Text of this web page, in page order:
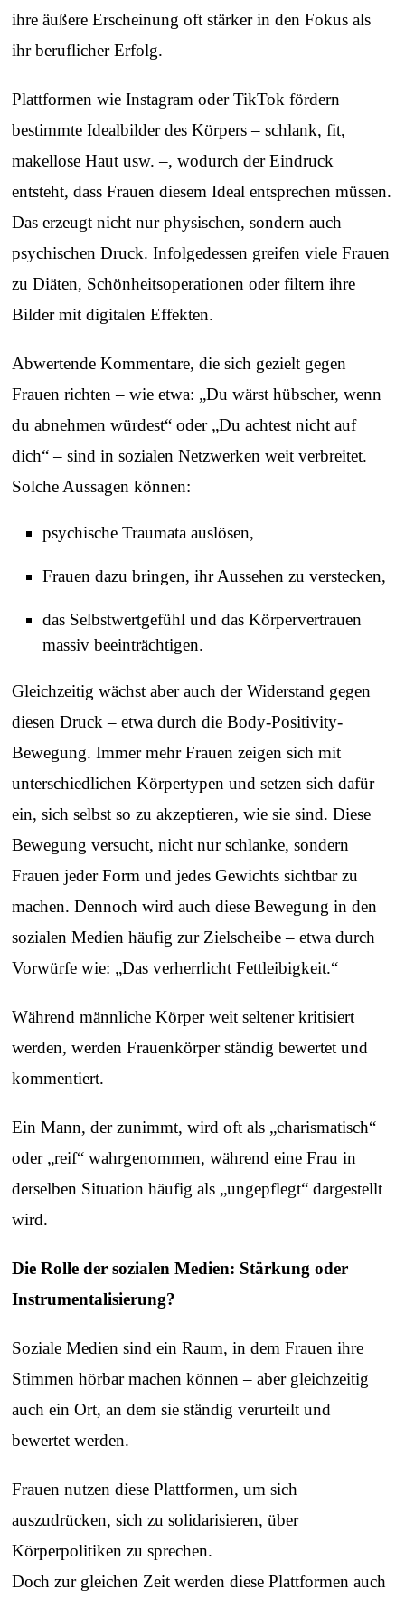
ihre äußere Erscheinung oft stärker in den Fokus als
ihr beruflicher Erfolg.
Plattformen wie Instagram oder TikTok fördern
bestimmte Idealbilder des Körpers – schlank, fit,
makellose Haut usw. –, wodurch der Eindruck
entsteht, dass Frauen diesem Ideal entsprechen müssen.
Das erzeugt nicht nur physischen, sondern auch
psychischen Druck. Infolgedessen greifen viele Frauen
zu Diäten, Schönheitsoperationen oder filtern ihre
Bilder mit digitalen Effekten.
Abwertende Kommentare, die sich gezielt gegen
Frauen richten – wie etwa: „Du wärst hübscher, wenn
du abnehmen würdest“ oder „Du achtest nicht auf
dich“ – sind in sozialen Netzwerken weit verbreitet.
Solche Aussagen können:
psychische Traumata auslösen,
Frauen dazu bringen, ihr Aussehen zu verstecken,
das Selbstwertgefühl und das Körpervertrauen
massiv beeinträchtigen.
Gleichzeitig wächst aber auch der Widerstand gegen
diesen Druck – etwa durch die Body-Positivity-
Bewegung. Immer mehr Frauen zeigen sich mit
unterschiedlichen Körpertypen und setzen sich dafür
ein, sich selbst so zu akzeptieren, wie sie sind. Diese
Bewegung versucht, nicht nur schlanke, sondern
Frauen jeder Form und jedes Gewichts sichtbar zu
machen. Dennoch wird auch diese Bewegung in den
sozialen Medien häufig zur Zielscheibe – etwa durch
Vorwürfe wie: „Das verherrlicht Fettleibigkeit.“
Während männliche Körper weit seltener kritisiert
werden, werden Frauenkörper ständig bewertet und
kommentiert.
Ein Mann, der zunimmt, wird oft als „charismatisch“
oder „reif“ wahrgenommen, während eine Frau in
derselben Situation häufig als „ungepflegt“ dargestellt
wird.
Die Rolle der sozialen Medien: Stärkung oder
Instrumentalisierung?
Soziale Medien sind ein Raum, in dem Frauen ihre
Stimmen hörbar machen können – aber gleichzeitig
auch ein Ort, an dem sie ständig verurteilt und
bewertet werden.
Frauen nutzen diese Plattformen, um sich
auszudrücken, sich zu solidarisieren, über
Körperpolitiken zu sprechen.
Doch zur gleichen Zeit werden diese Plattformen auch